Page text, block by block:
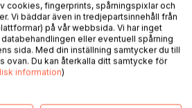
unreadable, and dangerously
between them feels less like
fate.
to him, the clearer it becomes.
cookies, fingerprints, spårningspixlar och
Vi bäddar även in tredjepartsinnehåll från
på vår webbsida. Vi har inget
eller eventuell spårning
sida. Med din inställning samtycker du till
ovan. Du kan återkalla ditt samtycke för
information)